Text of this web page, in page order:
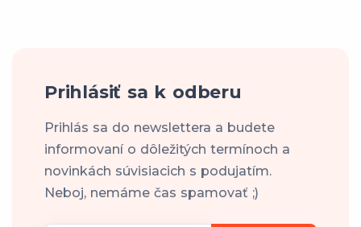
Prihlásiť sa k odberu
Prihlás sa do newslettera a budete
informovaní o dôležitých termínoch a
novinkách súvisiacich s podujatím.
Neboj, nemáme čas spamovať ;)